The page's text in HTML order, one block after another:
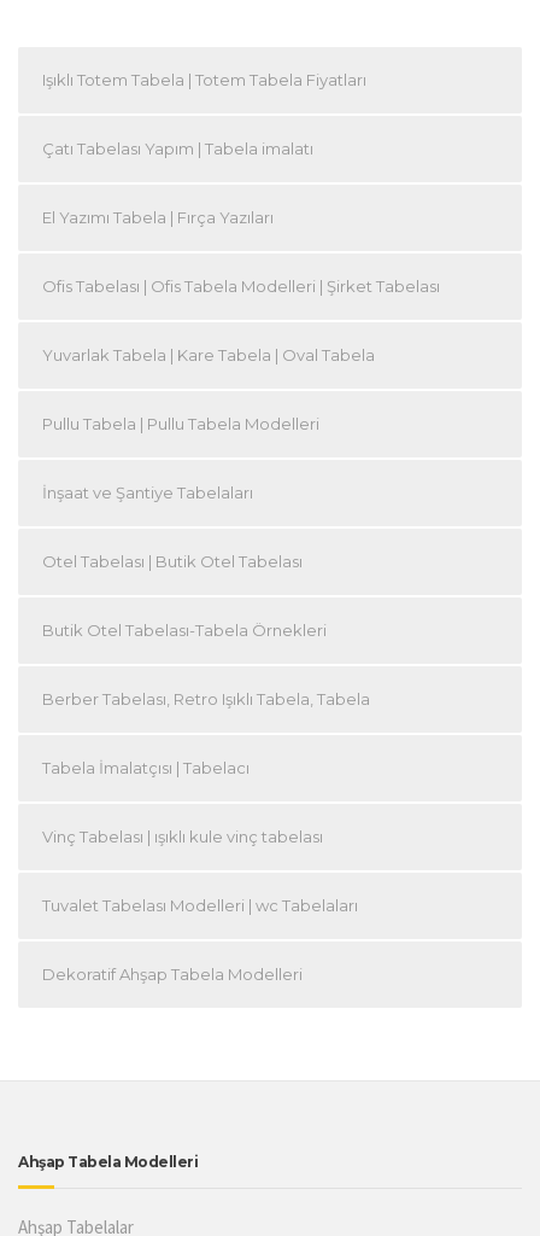
Işıklı Totem Tabela | Totem Tabela Fiyatları
Çatı Tabelası Yapım | Tabela imalatı
El Yazımı Tabela | Fırça Yazıları
Ofis Tabelası | Ofis Tabela Modelleri | Şirket Tabelası
Yuvarlak Tabela | Kare Tabela | Oval Tabela
Pullu Tabela | Pullu Tabela Modelleri
İnşaat ve Şantiye Tabelaları
Otel Tabelası | Butik Otel Tabelası
Butik Otel Tabelası-Tabela Örnekleri
Berber Tabelası, Retro Işıklı Tabela, Tabela
Tabela İmalatçısı | Tabelacı
Vinç Tabelası | ışıklı kule vinç tabelası
Tuvalet Tabelası Modelleri | wc Tabelaları
Dekoratif Ahşap Tabela Modelleri
Ahşap Tabela Modelleri
Ahşap Tabelalar